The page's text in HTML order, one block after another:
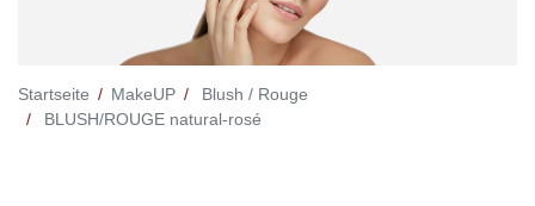
Startseite MakeUP
Blush / Rouge
BLUSH/ROUGE natural-rosé